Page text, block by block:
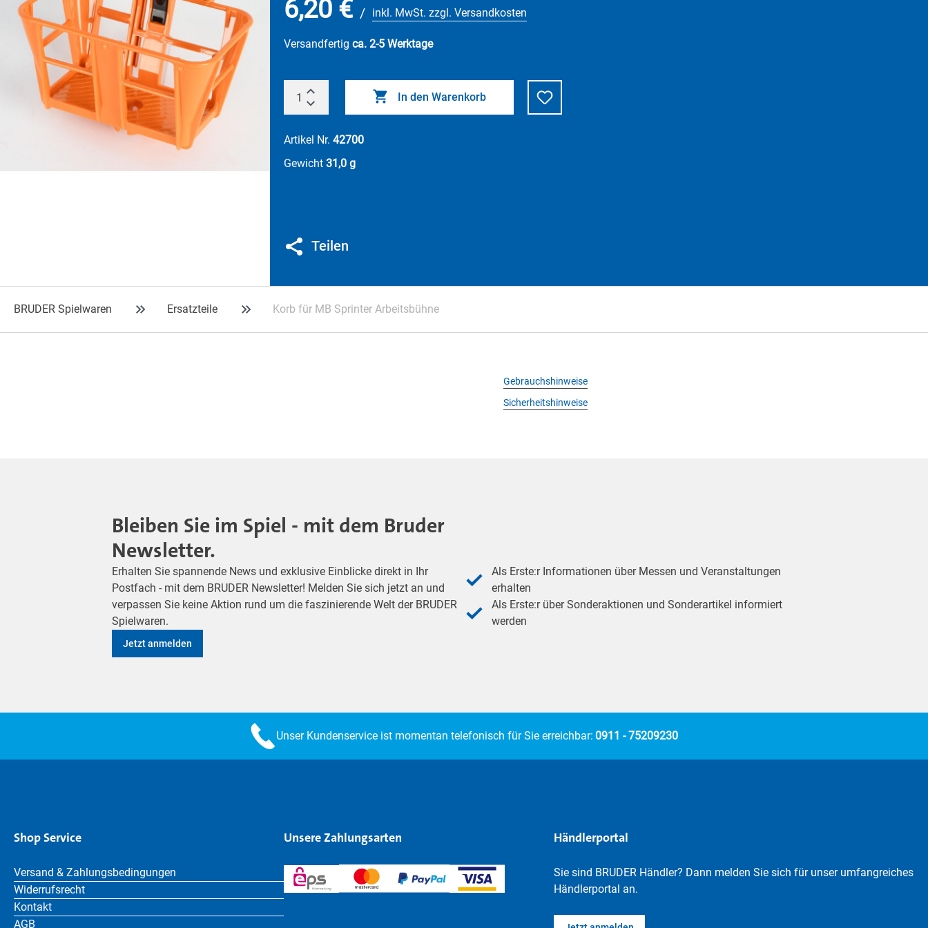
6,20 € / inkl. MwSt. zzgl. Versandkosten
Versandfertig ca. 2-5 Werktage
In den Warenkorb
Artikel Nr. 42700
Gewicht 31,0 g
Teilen
BRUDER Spielwaren Ersatzteile Korb für MB Sprinter Arbeitsbühne
Gebrauchshinweise
Sicherheitshinweise
Bleiben Sie im Spiel - mit dem Bruder
Newsletter.
Erhalten Sie spannende News und exklusive Einblicke direkt in Ihr
Postfach - mit dem BRUDER Newsletter! Melden Sie sich jetzt an und
verpassen Sie keine Aktion rund um die faszinierende Welt der BRUDER
Spielwaren.
Jetzt anmelden
Als Erste:r Informationen über Messen und Veranstaltungen
erhalten
Als Erste:r über Sonderaktionen und Sonderartikel informiert
werden
Unser Kundenservice ist momentan telefonisch für Sie erreichbar: 0911 - 75209230
Shop Service
Versand & Zahlungsbedingungen
Widerrufsrecht
Kontakt
AGB
Unsere Zahlungsarten Händlerportal
Sie sind BRUDER Händler? Dann melden Sie sich für unser umfangreiches
Händlerportal an.